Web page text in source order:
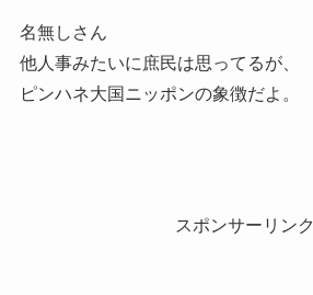
名無しさん
他人事みたいに庶民は思ってるが、
ピンハネ大国ニッポンの象徴だよ。
スポンサーリンク